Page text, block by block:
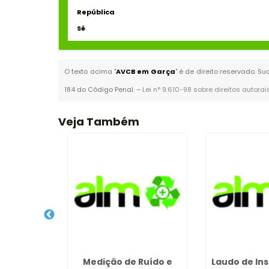
República
Sé
O texto acima "AVCB em Garça" é de direito reservado.
184 do Código Penal. – Lei n° 9.610-98 sobre direitos
Veja Também
Medição de Ruído e
Laudo de